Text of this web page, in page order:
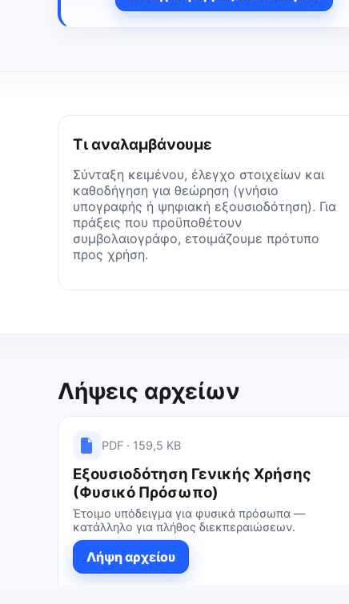
Τι αναλαμβάνουμε
Σύνταξη κειμένου, έλεγχο στοιχείων και
καθοδήγηση για θεώρηση (γνήσιο
υπογραφής ή ψηφιακή εξουσιοδότηση). Για
πράξεις που προϋποθέτουν
συμβολαιογράφο, ετοιμάζουμε πρότυπο
προς χρήση.
Λήψεις αρχείων
PDF · 159,5 KB
Εξουσιοδότηση Γενικής Χρήσης
(Φυσικό Πρόσωπο)
Έτοιμο υπόδειγμα για φυσικά πρόσωπα —
κατάλληλο για πλήθος διεκπεραιώσεων.
Λήψη αρχείου